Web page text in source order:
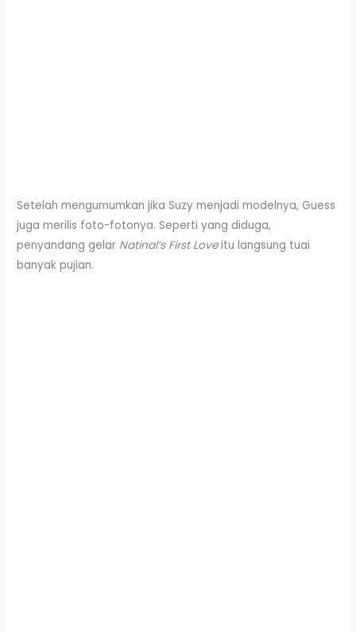
Setelah mengumumkan jika Suzy menjadi modelnya, Guess
juga merilis foto-fotonya. Seperti yang diduga,
penyandang gelar Natinal’s First Loveitu langsung tuai
banyak pujian.